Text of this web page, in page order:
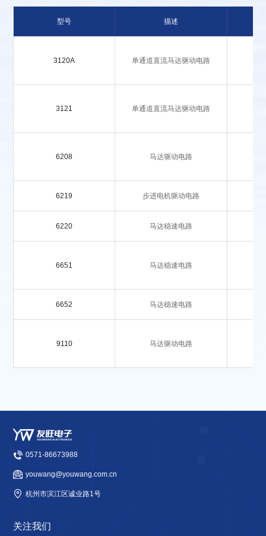
型号 描述
3120A 单通道直流马达驱动电路
3121 单通道直流马达驱动电路
6208 马达驱动电路
6219 步进电机驱动电路
6220 马达稳速电路
6651 马达稳速电路
6652 马达稳速电路
9110 马达驱动电路
0571-86673988
youwang@youwang.com.cn
杭州市滨江区诚业路1号
关注我们